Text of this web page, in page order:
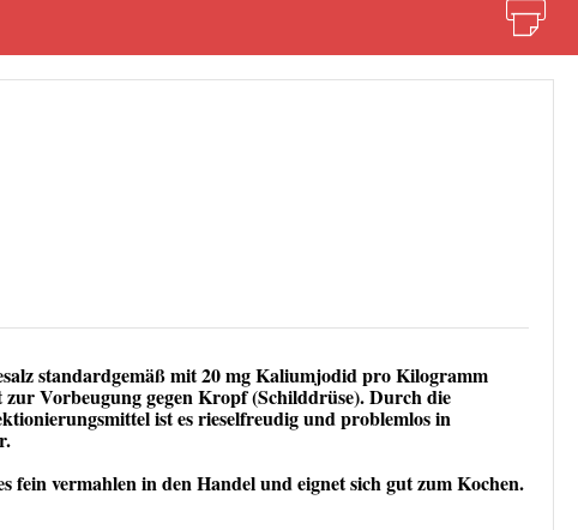
standardgemäß mit 20 mg Kaliumjodid pro Kilogramm
zur Vorbeugung gegen Kropf (Schilddrüse). Durch die
ist es rieselfreudig und problemlos in
fein vermahlen in den Handel und eignet sich gut zum Kochen.